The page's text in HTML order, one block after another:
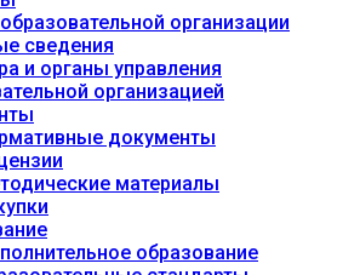
организации
сведения
и органы управления
организацией
документы
материалы
образование